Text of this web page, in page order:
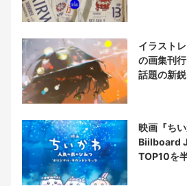
イラスト
の画集刊
話題の新鋭
映画『ちい
Biilboard
TOP10を